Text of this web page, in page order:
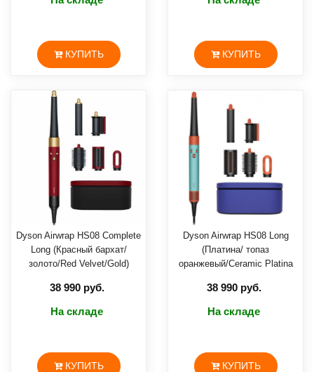
КУПИТЬ КУПИТЬ
Dyson Airwrap HS08 Complete
Long (Красный бархат/
золото/Red Velvet/Gold)
38 990 руб.
На складе
КУПИТЬ
Dyson Airwrap HS08 Long
(Платина/ топаз
оранжевый/Ceramic Platina
38 990 руб.
На складе
КУПИТЬ